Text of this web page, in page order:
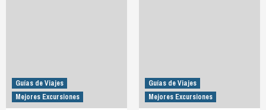
Guías de Viajes
Mejores Excursiones
Guías de Viajes
Mejores Excursiones